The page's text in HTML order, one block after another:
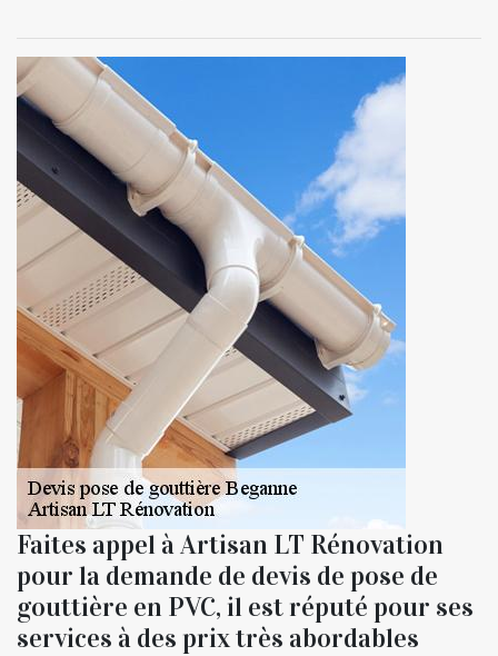
Faites appel à Artisan LT Rénovation
pour la demande de devis de pose de
gouttière en PVC, il est réputé pour ses
services à des prix très abordables